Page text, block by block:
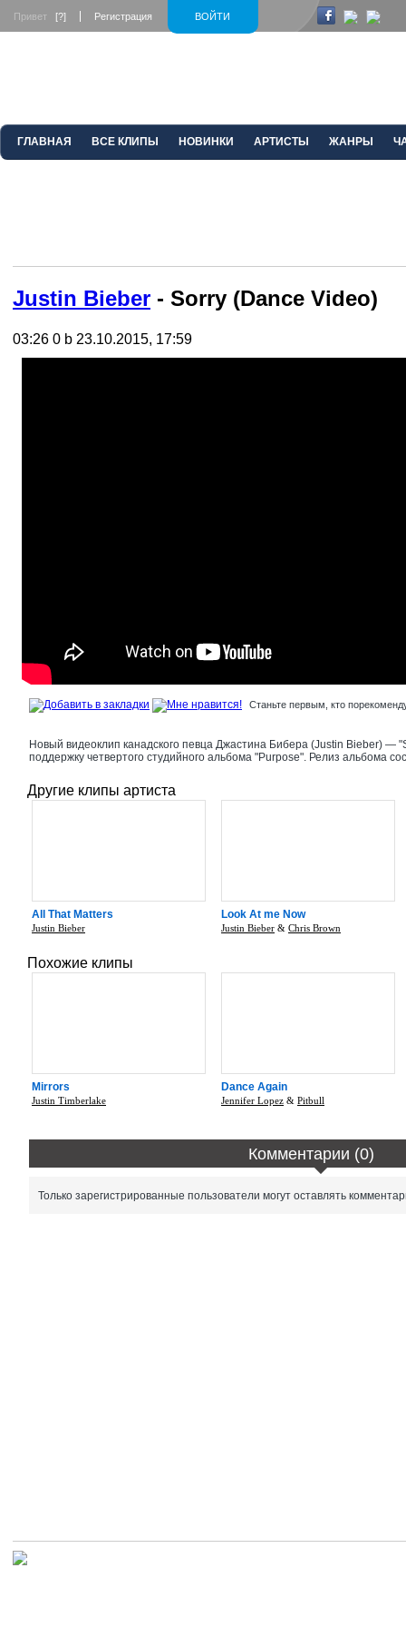
ВОЙТИ
Привет [?] Регистрация
ГЛАВНАЯ ВСЕ КЛИПЫ НОВИНКИ АРТИСТЫ ЖАНРЫ
Justin Bieber - Sorry (Dance Video)
03:26 0 b 23.10.2015, 17:59
Станьте первым, кто
Новый видеоклип канадского певца Джастина Бибера (Justin Bieber) —
поддержку четвертого студийного альбома "Purpose". Релиз альбома
Другие клипы артиста
All That Matters
Justin Bieber
Look At me Now
Justin Bieber & Chris Brown
Похожие клипы
Mirrors
Justin Timberlake
Dance Again
Jennifer Lopez & Pitbull
Комментарии (0)
Только зарегистрированные пользователи могут оставлять